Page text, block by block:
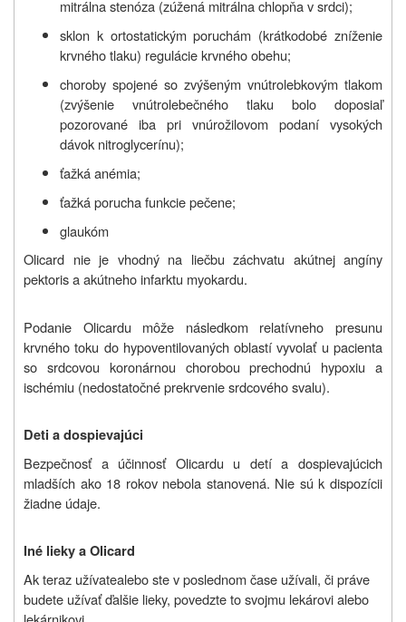
mitrálna stenóza (zúžená mitrálna chlopňa v srdci);
sklon k ortostatickým poruchám (krátkodobé zníženie
krvného tlaku) regulácie krvného obehu;
choroby spojené so zvýšeným vnútrolebkovým tlakom
(zvýšenie vnútrolebečného tlaku bolo doposiaľ
pozorované iba pri vnúrožilovom podaní vysokých
dávok nitroglycerínu);
ťažká anémia;
ťažká porucha funkcie pečene;
glaukóm
Olicard nie je vhodný na liečbu záchvatu akútnej angíny
pektoris a akútneho infarktu myokardu.
Podanie Olicardu môže následkom relatívneho presunu
krvného toku do hypoventilovaných oblastí vyvolať u pacienta
so srdcovou koronárnou chorobou prechodnú hypoxiu a
ischémiu (nedostatočné prekrvenie srdcového svalu).
Deti a dospievajúci
Bezpečnosť a účinnosť Olicardu u detí a dospievajúcich
mladších ako 18 rokov nebola stanovená. Nie sú k dispozícii
žiadne údaje.
Iné lieky aOlicard
Ak teraz užívatealebo ste v poslednom čase užívali, či práve
budete užívať ďalšie lieky, povedzte to svojmu lekárovi alebo